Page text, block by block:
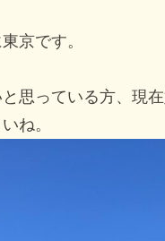
京です。
思っている方、現
ね。